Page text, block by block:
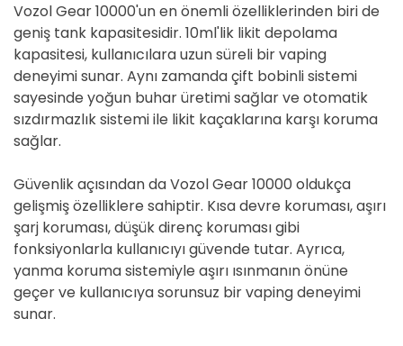
Vozol Gear 10000'un en önemli özelliklerinden biri de
geniş tank kapasitesidir. 10ml'lik likit depolama
kapasitesi, kullanıcılara uzun süreli bir vaping
deneyimi sunar. Aynı zamanda çift bobinli sistemi
sayesinde yoğun buhar üretimi sağlar ve otomatik
sızdırmazlık sistemi ile likit kaçaklarına karşı koruma
sağlar.
Güvenlik açısından da Vozol Gear 10000 oldukça
gelişmiş özelliklere sahiptir. Kısa devre koruması, aşırı
şarj koruması, düşük direnç koruması gibi
fonksiyonlarla kullanıcıyı güvende tutar. Ayrıca,
yanma koruma sistemiyle aşırı ısınmanın önüne
geçer ve kullanıcıya sorunsuz bir vaping deneyimi
sunar.